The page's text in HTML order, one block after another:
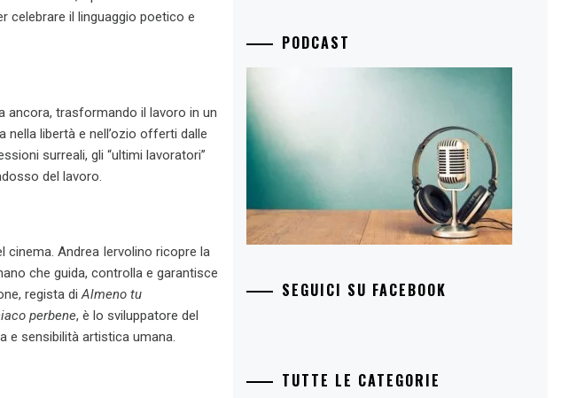
celebrare il linguaggio poetico e
ancora, trasformando il lavoro in un
libertà e nell’ozio offerti dalle
surreali, gli “ultimi lavoratori”
del lavoro.
cinema. Andrea Iervolino ricopre la
che guida, controlla e garantisce
regista diAlmeno tu
perbene, è lo sviluppatore del
e sensibilità artistica umana.
PODCAST
SEGUICI SU FACEBOOK
TUTTE LE CATEGORIE